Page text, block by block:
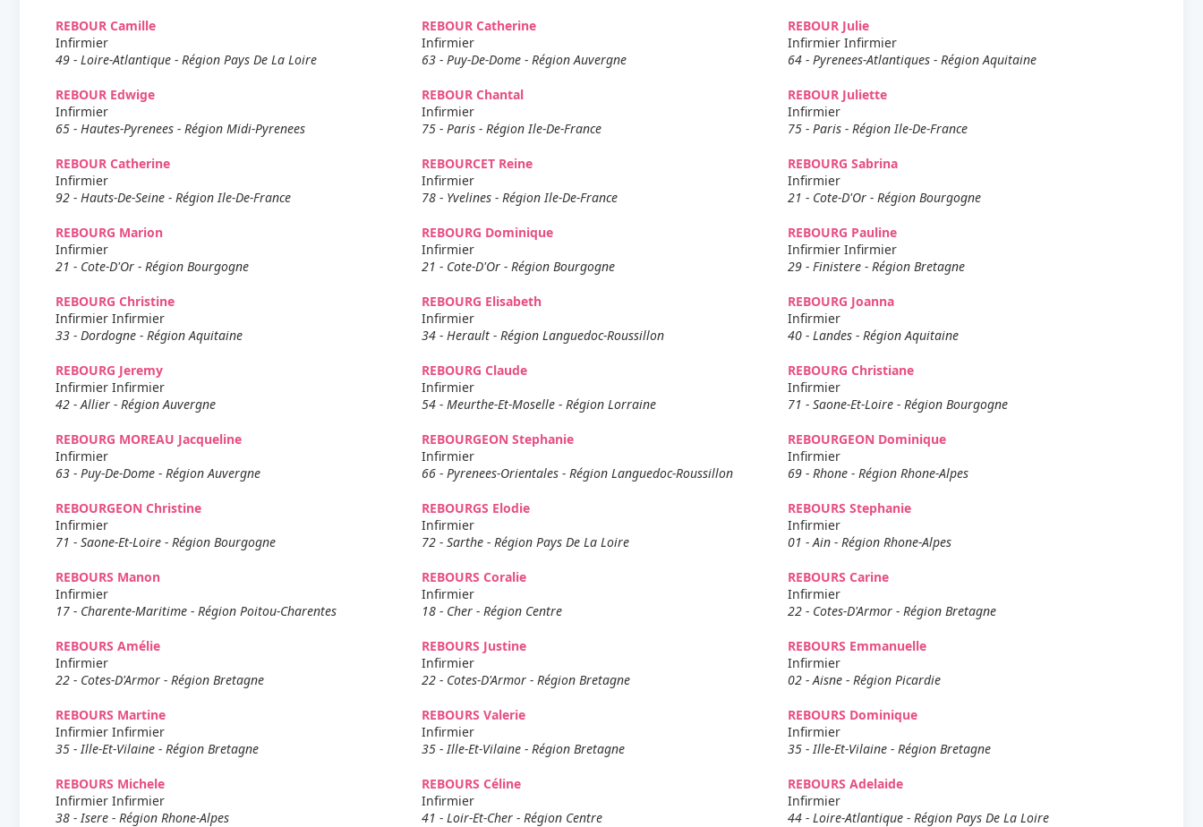
REBOUR Camille
Infirmier
49 - Loire-Atlantique - Région Pays De La Loire
REBOUR Catherine
Infirmier
63 - Puy-De-Dome - Région Auvergne
REBOUR Julie
Infirmier Infirmier
64 - Pyrenees-Atlantiques - Région Aquitaine
REBOUR Edwige
Infirmier
65 - Hautes-Pyrenees - Région Midi-Pyrenees
REBOUR Chantal
Infirmier
75 - Paris - Région Ile-De-France
REBOUR Juliette
Infirmier
75 - Paris - Région Ile-De-France
REBOUR Catherine
Infirmier
92 - Hauts-De-Seine - Région Ile-De-France
REBOURCET Reine
Infirmier
78 - Yvelines - Région Ile-De-France
REBOURG Sabrina
Infirmier
21 - Cote-D'Or - Région Bourgogne
REBOURG Marion
Infirmier
21 - Cote-D'Or - Région Bourgogne
REBOURG Dominique
Infirmier
21 - Cote-D'Or - Région Bourgogne
REBOURG Pauline
Infirmier Infirmier
29 - Finistere - Région Bretagne
REBOURG Christine
Infirmier Infirmier
33 - Dordogne - Région Aquitaine
REBOURG Elisabeth
Infirmier
34 - Herault - Région Languedoc-Roussillon
REBOURG Joanna
Infirmier
40 - Landes - Région Aquitaine
REBOURG Jeremy
Infirmier Infirmier
42 - Allier - Région Auvergne
REBOURG Claude
Infirmier
54 - Meurthe-Et-Moselle - Région Lorraine
REBOURG Christiane
Infirmier
71 - Saone-Et-Loire - Région Bourgogne
REBOURG MOREAU Jacqueline
Infirmier
63 - Puy-De-Dome - Région Auvergne
REBOURGEON Stephanie
Infirmier
66 - Pyrenees-Orientales - Région Languedoc-Roussillon
REBOURGEON Dominique
Infirmier
69 - Rhone - Région Rhone-Alpes
REBOURGEON Christine
Infirmier
71 - Saone-Et-Loire - Région Bourgogne
REBOURGS Elodie
Infirmier
72 - Sarthe - Région Pays De La Loire
REBOURS Stephanie
Infirmier
01 - Ain - Région Rhone-Alpes
REBOURS Manon
Infirmier
17 - Charente-Maritime - Région Poitou-Charentes
REBOURS Coralie
Infirmier
18 - Cher - Région Centre
REBOURS Carine
Infirmier
22 - Cotes-D'Armor - Région Bretagne
REBOURS Amélie
Infirmier
22 - Cotes-D'Armor - Région Bretagne
REBOURS Justine
Infirmier
22 - Cotes-D'Armor - Région Bretagne
REBOURS Emmanuelle
Infirmier
02 - Aisne - Région Picardie
REBOURS Martine
Infirmier Infirmier
35 - Ille-Et-Vilaine - Région Bretagne
REBOURS Valerie
Infirmier
35 - Ille-Et-Vilaine - Région Bretagne
REBOURS Dominique
Infirmier
35 - Ille-Et-Vilaine - Région Bretagne
REBOURS Michele
Infirmier Infirmier
38 - Isere - Région Rhone-Alpes
REBOURS Céline
Infirmier
41 - Loir-Et-Cher - Région Centre
REBOURS Adelaide
Infirmier
44 - Loire-Atlantique - Région Pays De La Loire